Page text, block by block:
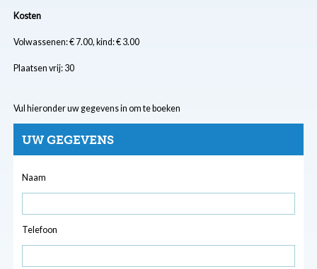
Kosten
Volwassenen: € 7.00, kind: € 3.00
Plaatsen vrij: 30
Vul hieronder uw gegevens in om te boeken
UW GEGEVENS
Naam
Telefoon